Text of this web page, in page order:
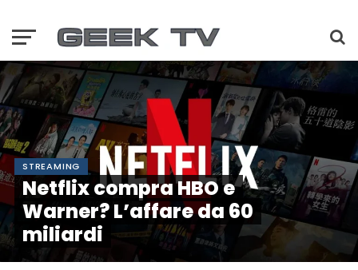
STREAMING
Netflix compra HBO e
Warner? L’affare da 60
miliardi